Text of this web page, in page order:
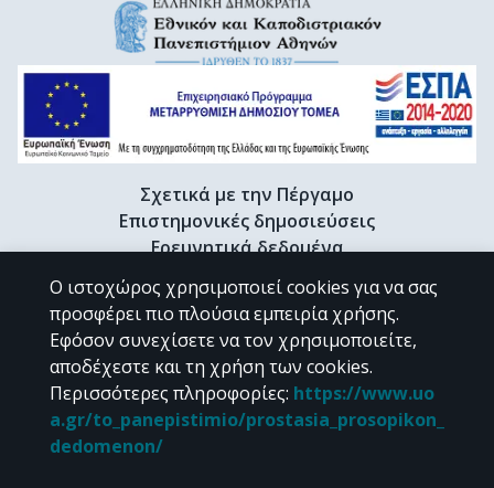
Σχετικά με την Πέργαμο
Επιστημονικές δημοσιεύσεις
Ερευνητικά δεδομένα
Διδακτορικές διατριβές & Γκρίζα βιβλιογραφία
Προφίλ Ερευνητή
CC BY-NC 4.0
Εκτός αν αναφέρεται διαφορετικά, το υλικό της "Περγάμου" διατίθεται
Ο ιστοχώρος χρησιμοποιεί cookies για να σας
προσφέρει πιο πλούσια εμπειρία χρήσης.
Εφόσον συνεχίσετε να τον χρησιμοποιείτε,
αποδέχεστε και τη χρήση των cookies.
Περισσότερες πληροφορίες: https://www.uo
a.gr/to_panepistimio/prostasia_prosopikon_
dedomenon/